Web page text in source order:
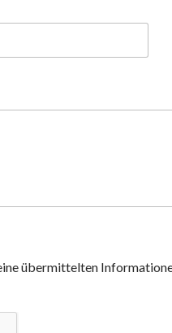
übermittelten